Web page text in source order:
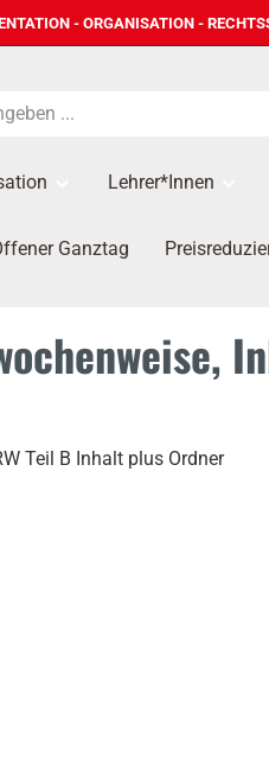
- ORGANISATION -
Lehrer*innen
Ganztag